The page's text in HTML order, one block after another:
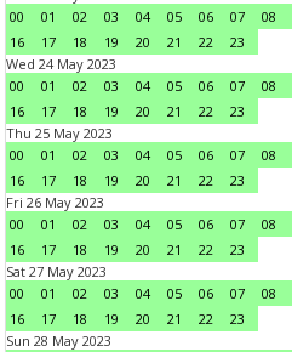
00
01 02 03 04 05 06 07 08
16
17 18 19 20 21 22
23
Wed 24 May 2023
00
01 02 03 04 05 06 07 08
16
17 18 19 20 21 22
23
Thu 25 May 2023
00
01 02 03 04 05 06 07 08
16
17 18 19 20 21 22
23
Fri 26 May 2023
00
01 02 03 04 05 06 07 08
16
17 18 19 20 21 22
23
Sat 27 May 2023
00
01 02 03 04 05 06 07 08
16
17 18 19 20 21 22
23
Sun 28 May 2023